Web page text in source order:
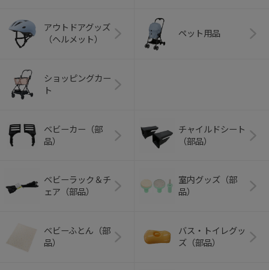
アウトドアグッズ
（ヘルメット）
ペット用品
ショッピングカー
ト
ベビーカー（部
品）
チャイルドシート
（部品）
ベビーラック＆チ
ェア（部品）
室内グッズ（部
品）
ベビーふとん（部
品）
バス・トイレグッ
ズ（部品）